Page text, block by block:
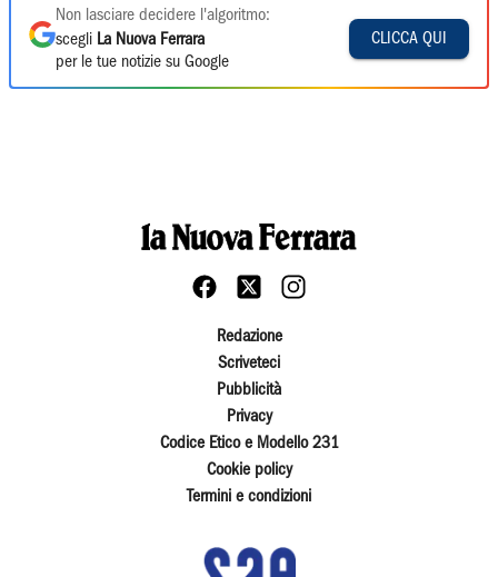
Non lasciare decidere l'algoritmo:
scegli La Nuova Ferrara
per le tue notizie su Google
CLICCA QUI
Redazione
Scriveteci
Pubblicità
Privacy
Codice Etico e Modello 231
Cookie policy
Termini e condizioni